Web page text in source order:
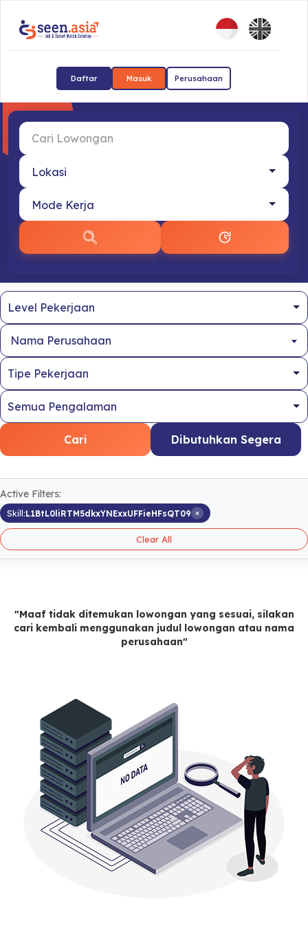
Daftar Masuk Perusahaan
Nama Perusahaan
Cari Dibutuhkan Segera
Active Filters:
Skill:L1BtL0liRTM5dkxYNExxUFFieHFsQT09 ×
Clear All
"Maaf tidak ditemukan lowongan yang sesuai, silakan
cari kembali menggunakan judul lowongan atau nama
perusahaan"